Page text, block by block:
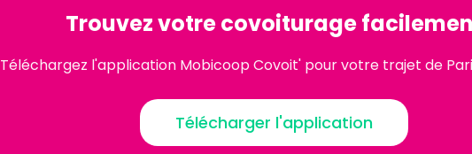
Trouvez votre covoiturage
Téléchargez l'application Mobicoop Covoit' pour votre trajet de
Télécharger l'application